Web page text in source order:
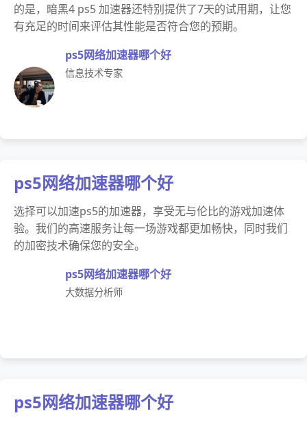
的是，暗黑4 ps5 加速器还特别提供了7天的试用期，让您
有充足的时间来评估其性能是否符合您的预期。
ps5网络加速器哪个好
信息技术专家
ps5网络加速器哪个好
选择可以加速ps5的加速器，享受无与伦比的游戏加速体
验。我们的高速服务让每一场游戏都更加畅快，同时我们
的加密技术确保您的安全。
ps5网络加速器哪个好
大数据分析师
ps5网络加速器哪个好